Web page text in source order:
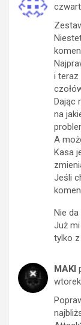
i teraz
Dając
na
A
Kasa
Jeśli
Nie
Już
tylko
MAKI